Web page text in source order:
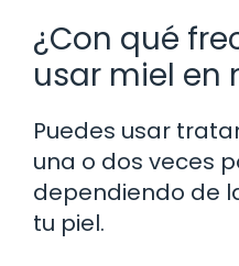
¿Con qué
usar miel en
Puedes usar
una o dos veces
dependiendo de
tu piel.